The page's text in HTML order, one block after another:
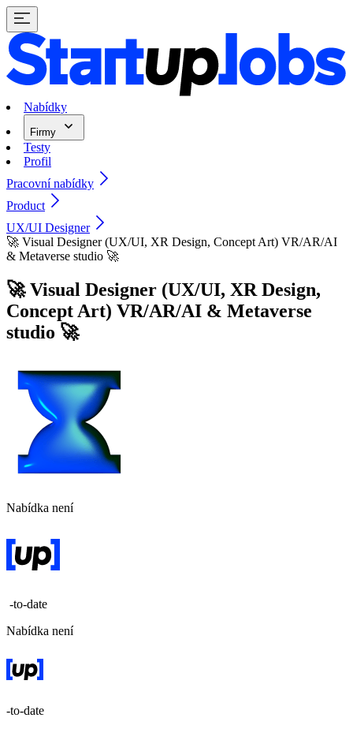
Nabídky
Firmy
Testy
Profil
Pracovní nabídky
Product
UX/UI Designer
🚀 Visual Designer (UX/UI, XR Design, Concept Art) VR/AR/AI
& Metaverse studio 🚀
🚀 Visual Designer (UX/UI, XR Design,
Concept Art) VR/AR/AI & Metaverse
studio 🚀
Nabídka není
-to-date
Nabídka není
-to-date